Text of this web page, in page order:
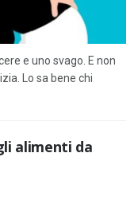
e uno svago. E non
Lo sa bene chi
alimenti da